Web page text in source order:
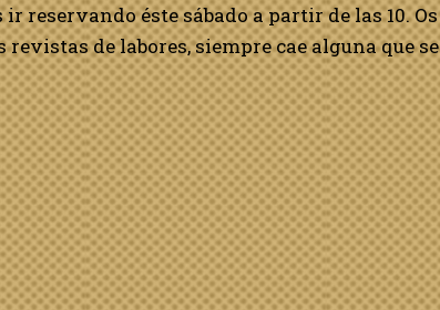
reservando éste sábado a partir de las 10. Os
de labores, siempre cae alguna que se